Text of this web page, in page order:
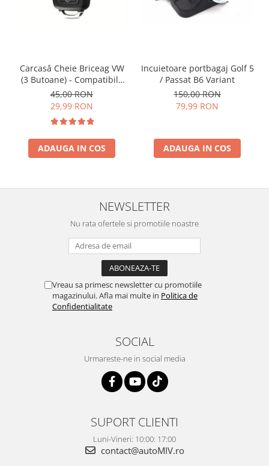
Carcasă Cheie Briceag VW
(3 Butoane) - Compatibilă
Golf 5, Jetta, Touran etc
45,00 RON
29,99 RON
ADAUGA IN COS
Incuietoare portbagaj Golf 5
/ Passat B6 Variant
150,00 RON
79,99 RON
ADAUGA IN COS
NEWSLETTER
Nu rata ofertele si promotiile noastre
Vreau sa primesc newsletter cu promotiile
magazinului. Afla mai multe in Politica de
Confidentialitate
SOCIAL
Urmareste-ne in social media
SUPORT CLIENTI
Luni-Vineri: 10:00: 17:00
contact@autoMIV.ro